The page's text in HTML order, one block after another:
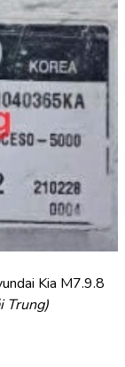
Kia M7.9.8
Trung)